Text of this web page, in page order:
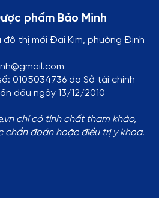
phẩm Bảo Minh
đô thị mới Đại Kim, phường Định
0105034736 do Sở tài chính
đầu ngày 13/12/2010
chỉ có tính chất tham khảo,
chẩn đoán hoặc điều trị y khoa.